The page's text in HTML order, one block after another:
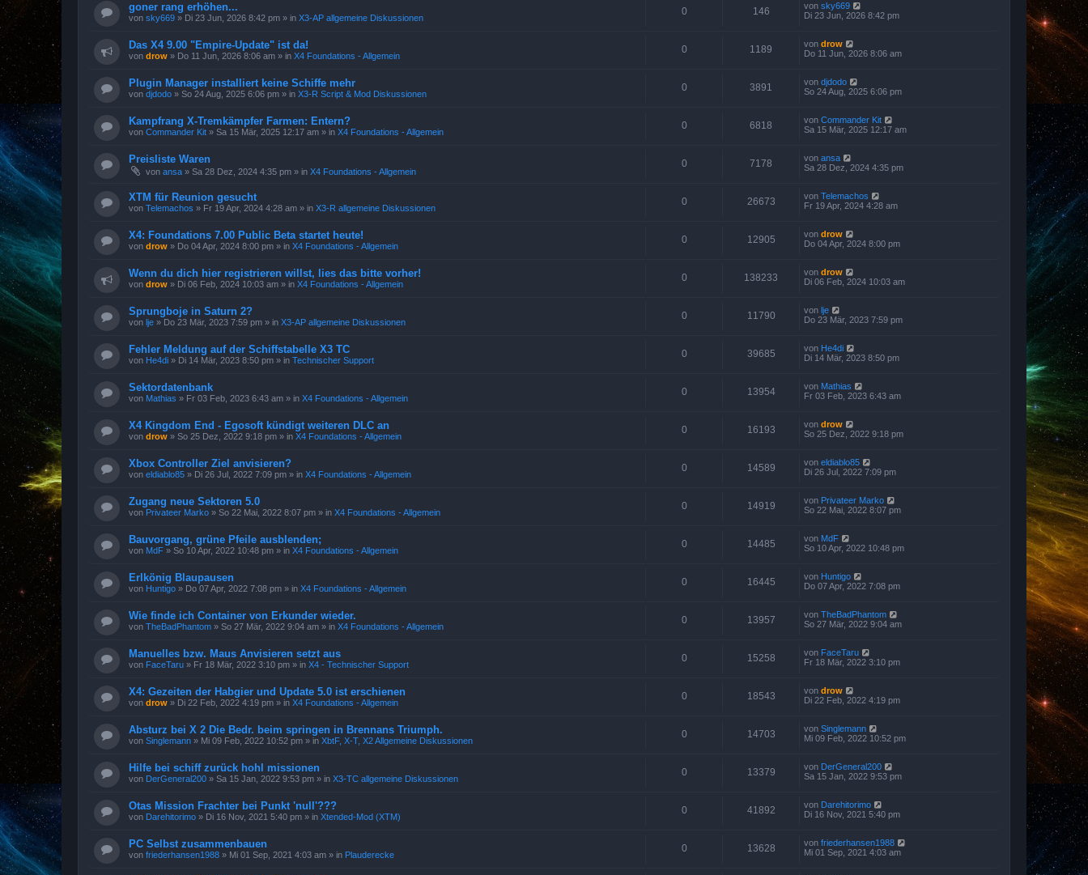
goner rang erhöhen...
von sky669 » Di 23 Jun, 2026 8:42 pm » in X3-AP allgemeine Diskussionen
0 146 von sky669
Di 23 Jun, 2026 8:42 pm
Das X4 9.00 "Empire-Update" ist da!
von drow » Do 11 Jun, 2026 8:06 am » in X4 Foundations - Allgemein
0 1189 von drow
Do 11 Jun, 2026 8:06 am
Plugin Manager installiert keine Schiffe mehr
von djdodo » So 24 Aug, 2025 6:06 pm » in X3-R Script & Mod Diskussionen
0 3891 von djdodo
So 24 Aug, 2025 6:06 pm
Kampfrang X-Tremkämpfer Farmen: Entern?
von Commander Kit » Sa 15 Mär, 2025 12:17 am » in X4 Foundations - Allgemein
0 6818 von Commander Kit
Sa 15 Mär, 2025 12:17 am
Preisliste Waren
von ansa » Sa 28 Dez, 2024 4:35 pm » in X4 Foundations - Allgemein
0 7178 von ansa
Sa 28 Dez, 2024 4:35 pm
XTM für Reunion gesucht
von Telemachos » Fr 19 Apr, 2024 4:28 am » in X3-R allgemeine Diskussionen
0 26673 von Telemachos
Fr 19 Apr, 2024 4:28 am
X4: Foundations 7.00 Public Beta startet heute!
von drow » Do 04 Apr, 2024 8:00 pm » in X4 Foundations - Allgemein
0 12905 von drow
Do 04 Apr, 2024 8:00 pm
Wenn du dich hier registrieren willst, lies das bitte vorher!
von drow » Di 06 Feb, 2024 10:03 am » in X4 Foundations - Allgemein
0 138233 von drow
Di 06 Feb, 2024 10:03 am
Sprungboje in Saturn 2?
von lje » Do 23 Mär, 2023 7:59 pm » in X3-AP allgemeine Diskussionen
0 11790 von lje
Do 23 Mär, 2023 7:59 pm
Fehler Meldung auf der Schiffstabelle X3 TC
von He4di » Di 14 Mär, 2023 8:50 pm » in Technischer Support
0 39685 von He4di
Di 14 Mär, 2023 8:50 pm
Sektordatenbank
von Mathias » Fr 03 Feb, 2023 6:43 am » in X4 Foundations - Allgemein
0 13954 von Mathias
Fr 03 Feb, 2023 6:43 am
X4 Kingdom End - Egosoft kündigt weiteren DLC an
von drow » So 25 Dez, 2022 9:18 pm » in X4 Foundations - Allgemein
0 16193 von drow
So 25 Dez, 2022 9:18 pm
Xbox Controller Ziel anvisieren?
von eldiablo85 » Di 26 Jul, 2022 7:09 pm » in X4 Foundations - Allgemein
0 14589 von eldiablo85
Di 26 Jul, 2022 7:09 pm
Zugang neue Sektoren 5.0
von Privateer Marko » So 22 Mai, 2022 8:07 pm » in X4 Foundations - Allgemein
0 14919 von Privateer Marko
So 22 Mai, 2022 8:07 pm
Bauvorgang, grüne Pfeile ausblenden;
von MdF » So 10 Apr, 2022 10:48 pm » in X4 Foundations - Allgemein
0 14485 von MdF
So 10 Apr, 2022 10:48 pm
Erlkönig Blaupausen
von Huntigo » Do 07 Apr, 2022 7:08 pm » in X4 Foundations - Allgemein
0 16445 von Huntigo
Do 07 Apr, 2022 7:08 pm
Wie finde ich Container von Erkunder wieder.
von TheBadPhantom » So 27 Mär, 2022 9:04 am » in X4 Foundations - Allgemein
0 13957 von TheBadPhantom
So 27 Mär, 2022 9:04 am
Manuelles bzw. Maus Anvisieren setzt aus
von FaceTaru » Fr 18 Mär, 2022 3:10 pm » in X4 - Technischer Support
0 15258 von FaceTaru
Fr 18 Mär, 2022 3:10 pm
X4: Gezeiten der Habgier und Update 5.0 ist erschienen
von drow » Di 22 Feb, 2022 4:19 pm » in X4 Foundations - Allgemein
0 18543 von drow
Di 22 Feb, 2022 4:19 pm
Absturz bei X 2 Die Bedr. beim springen in Brennans Triumph.
von Singlemann » Mi 09 Feb, 2022 10:52 pm » in XbtF, X-T, X2 Allgemeine Diskussionen
0 14703 von Singlemann
Mi 09 Feb, 2022 10:52 pm
Hilfe bei schiff zurück hohl missionen
von DerGeneral200 » Sa 15 Jan, 2022 9:53 pm » in X3-TC allgemeine Diskussionen
0 13379 von DerGeneral200
Sa 15 Jan, 2022 9:53 pm
Otas Mission Frachter bei Punkt 'null'???
von Darehitorimo » Di 16 Nov, 2021 5:40 pm » in Xtended-Mod (XTM)
0 41892 von Darehitorimo
Di 16 Nov, 2021 5:40 pm
PC Selbst zusammenbauen
von friederhansen1988 » Mi 01 Sep, 2021 4:03 am » in Plauderecke
0 13628 von friederhansen1988
Mi 01 Sep, 2021 4:03 am